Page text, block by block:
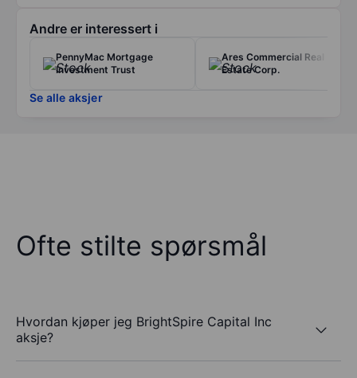
Andre er interessert i
PennyMac Mortgage
Investment Trust
Ares Commercial Real
Estate Corp.
Se alle aksjer
Ofte stilte spørsmål
Hvordan kjøper jeg BrightSpire Capital Inc
aksje?